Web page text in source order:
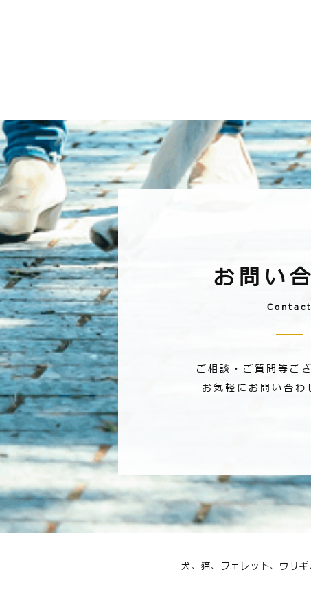
お問い
Contact
ご相談・ご質問等ご
お気軽にお問い合わ
犬、猫、フェレット、ウサ